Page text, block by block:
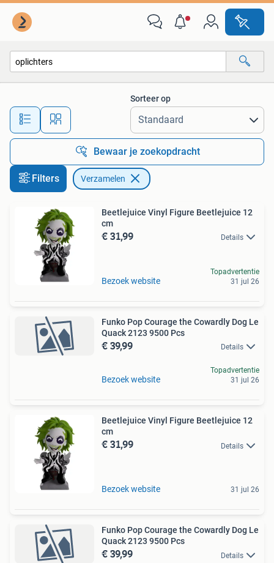
Alle afstanden…
Sorteer op
Bewaar je zoekopdracht
Filters Verzamelen
Beetlejuice Vinyl Figure Beetlejuice 12
cm
€ 31,99 Details
Bezoek website
Topadvertentie
31 jul 26
Funko Pop Courage the Cowardly Dog Le
Quack 2123 9500 Pcs
€ 39,99 Details
Bezoek website
Topadvertentie
31 jul 26
Beetlejuice Vinyl Figure Beetlejuice 12
cm
€ 31,99 Details
Bezoek website 31 jul 26
Funko Pop Courage the Cowardly Dog Le
Quack 2123 9500 Pcs
€ 39,99 Details